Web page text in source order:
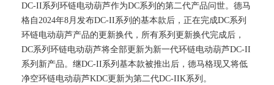
DC-II系列环链电动葫芦作为DC系列的第二代产品问世。德马
格自2024年8月发布DC-II系列的基本款后，正在完成DC系列
环链电动葫芦产品的更新换代，所有系列更新换代完成后，
DC系列环链电动葫芦将全部更新为新一代环链电动葫芦DC-II
系列新产品。继DC-II系列基本款被推出后，德马格现又将低
净空环链电动葫芦KDC更新为第二代DC-IIK系列。